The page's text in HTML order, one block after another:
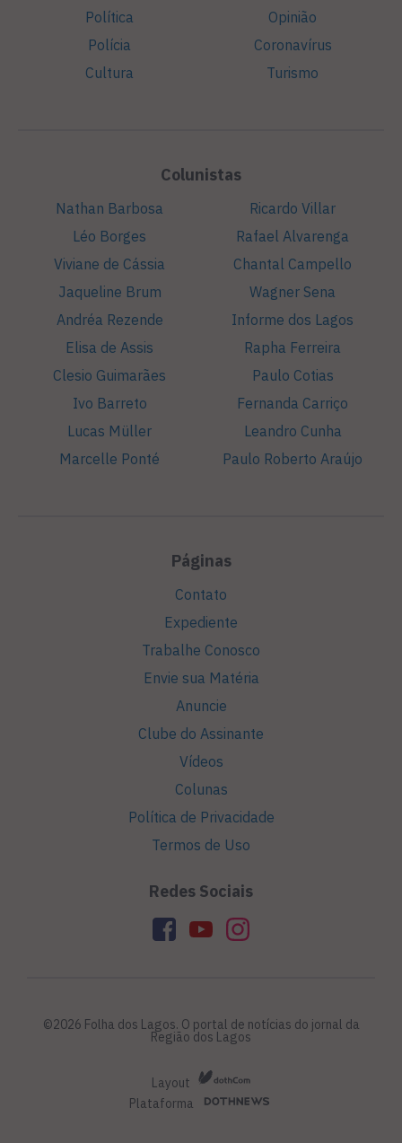
Política
Polícia
Cultura
Opinião
Coronavírus
Turismo
Colunistas
Nathan Barbosa
Léo Borges
Viviane de Cássia
Jaqueline Brum
Andréa Rezende
Elisa de Assis
Clesio Guimarães
Ivo Barreto
Lucas Müller
Marcelle Ponté
Ricardo Villar
Rafael Alvarenga
Chantal Campello
Wagner Sena
Informe dos Lagos
Rapha Ferreira
Paulo Cotias
Fernanda Carriço
Leandro Cunha
Paulo Roberto Araújo
Páginas
Contato
Expediente
Trabalhe Conosco
Envie sua Matéria
Anuncie
Clube do Assinante
Vídeos
Colunas
Política de Privacidade
Termos de Uso
Redes Sociais
©2026 Folha dos Lagos. O portal de notícias do jornal da
Região dos Lagos
Layout
Plataforma